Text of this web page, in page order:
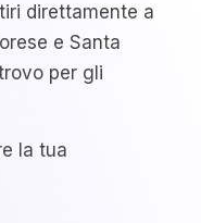
direttamente a
e Santa
per gli
la tua